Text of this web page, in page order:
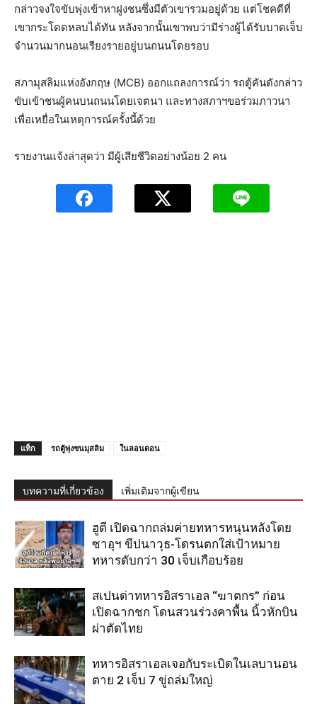
กล่าวจงใจขับพุ่งเข้าหาฝูงชนซึ่งมีตัวเขารวมอยู่ด้วย แต่โชคดีที่
เขากระโดดหลบได้ทัน หลังจากนั้นเขาพบว่ามีร่างผู้ได้รับบาดเจ็บ
จำนวนมากนอนเรียงรายอยู่บนถนนโดยรอบ
สภามุสลิมแห่งอังกฤษ (MCB) ออกแถลงการณ์ว่า รถตู้คันดังกล่าว
ขับเข้าชนผู้คนบนถนนโดยเจตนา และทางสภาฯขอร่วมภาวนา
เพื่อเหยื่อในเหตุการณ์ครั้งนี้ด้วย
รายงานแจ้งล่าสุดว่า มีผู้เสียชีวิตอย่างน้อย 2 คน
แท็ก รถตู้พุ่งชนมุสลิม ในลอนดอน
บทความที่เกี่ยวข้อง เพิ่มเติมจากผู้เขียน
ฮูตี เปิดฉากถล่มค่ายทหารหนุนหลังโดย
ซาอุฯ ขีปนาวุธ-โดรนตกใส่เป้าหมาย
ทหารดับกว่า 30 เจ็บเกือบร้อย
สเปนด่าทหารอิสราเอล “ฆาตกร” ก่อน
เปิดฉากชก โดนสวนร่วงคาพื้น นิ้วหักบิน
ผ่าตัดไทย
ทหารอิสราเอลเจอกับระเบิดในเลบานอน
ตาย 2 เจ็บ 7 ขู่ถล่มใหญ่